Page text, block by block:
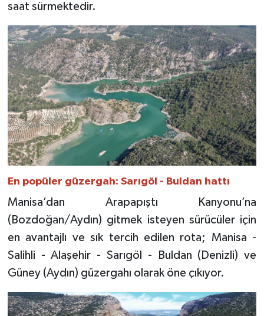
saat sürmektedir.
En popüler güzergah: Sarıgöl - Buldan hattı
Manisa’dan Arapapıştı Kanyonu’na
(Bozdoğan/Aydın) gitmek isteyen sürücüler için
en avantajlı ve sık tercih edilen rota; Manisa -
Salihli - Alaşehir - Sarıgöl - Buldan (Denizli) ve
Güney (Aydın) güzergahı olarak öne çıkıyor.